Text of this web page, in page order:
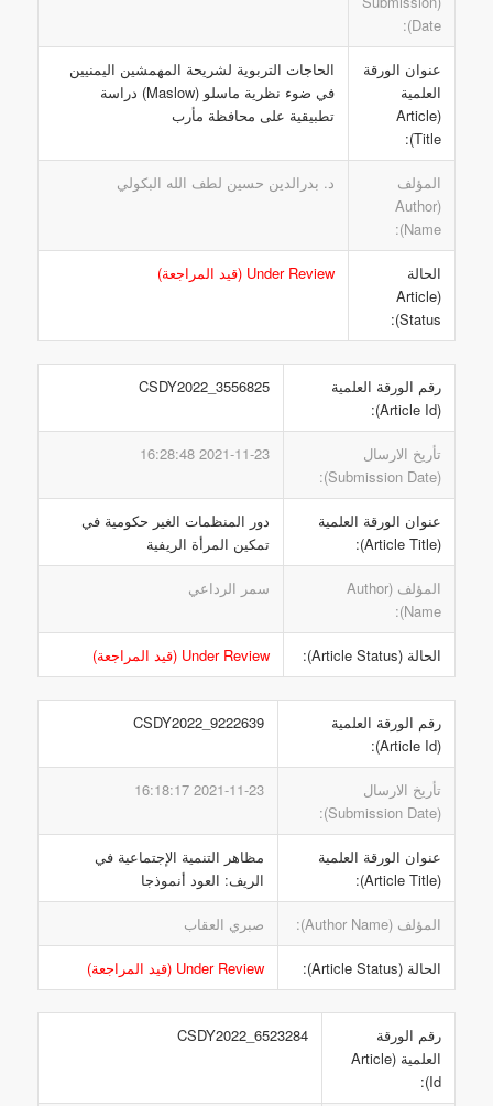
Date):
عنوان الورقة
العلمية
(Article
Title):
الحاجات التربوية لشريحة المهمشين اليمنيين
في ضوء نظرية ماسلو (Maslow) دراسة
تطبيقية على محافظة مأرب
المؤلف
(Author
Name):
د. بدرالدين حسين لطف الله البكولي
الحالة
(Article
Status):
Under Review (قيد المراجعة)
رقم الورقة العلمية
(Article Id):
CSDY2022_3556825
تأريخ الارسال
(Submission Date):
2021-11-23 16:28:48
عنوان الورقة العلمية
(Article Title):
دور المنظمات الغير حكومية في
تمكين المرأة الريفية
المؤلف (Author
Name):
سمر الرداعي
الحالة (Article Status): Under Review (قيد المراجعة)
رقم الورقة العلمية
(Article Id):
CSDY2022_9222639
تأريخ الارسال
(Submission Date):
2021-11-23 16:18:17
عنوان الورقة العلمية
(Article Title):
مظاهر التنمية الإجتماعية في
الريف: العود أنموذجا
المؤلف (Author Name): صبري العقاب
الحالة (Article Status): Under Review (قيد المراجعة)
رقم الورقة
العلمية (Article
Id):
CSDY2022_6523284